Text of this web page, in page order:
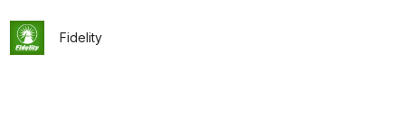
Fidelity